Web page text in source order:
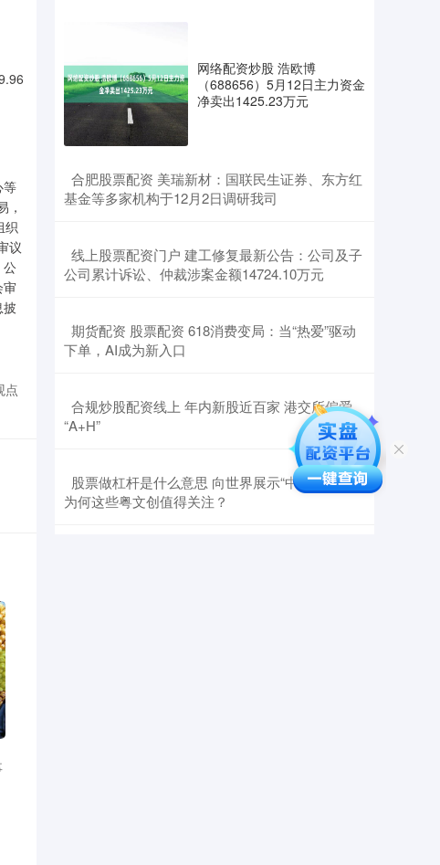
等
，
织
议
公
审
点
网络配资炒股 浩欧博
（688656）5月12日主力资金
净卖出1425.23万元
​合肥股票配资 美瑞新材：国联民生证券、东方红
基金等多家机构于12月2日调研我司
​线上股票配资门户 建工修复最新公告：公司及子
公司累计诉讼、仲裁涉案金额14724.10万元
​期货配资 股票配资 618消费变局：当“热爱”驱动
下单，AI成为新入口
​合规炒股配资线上 年内新股近百家 港交所偏爱
“A+H”
​股票做杠杆是什么意思 向世界展示“中国创造”，
为何这些粤文创值得关注？